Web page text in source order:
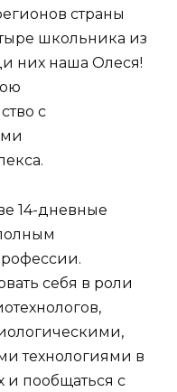
страны
школьника из
них наша Олеся!
с
14-дневные
себя в роли
технологиями в
и пообщаться с